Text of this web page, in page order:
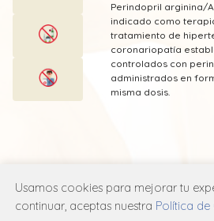
Perindopril arginina/
indicado como
tratamiento de
coronariopatía
controlados con
administrados en
misma dosis.
* Esta información
Servier publicada en
Farmacéutico Edifarm
Usamos cookies para mejorar tu
continuar, aceptas nuestra Política de